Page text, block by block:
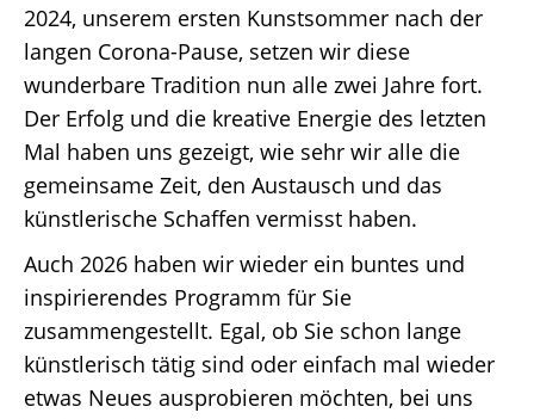
2024, unserem ersten Kunstsommer nach der
langen Corona-Pause, setzen wir diese
wunderbare Tradition nun alle zwei Jahre fort.
Der Erfolg und die kreative Energie des letzten
Mal haben uns gezeigt, wie sehr wir alle die
gemeinsame Zeit, den Austausch und das
künstlerische Schaffen vermisst haben.
Auch 2026 haben wir wieder ein buntes und
inspirierendes Programm für Sie
zusammengestellt. Egal, ob Sie schon lange
künstlerisch tätig sind oder einfach mal wieder
etwas Neues ausprobieren möchten, bei uns